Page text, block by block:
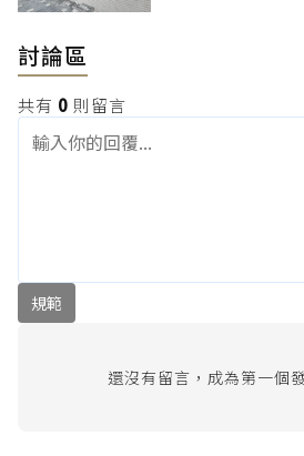
討論區
共有 0 則留言
規範
還沒有留言，成為第一個